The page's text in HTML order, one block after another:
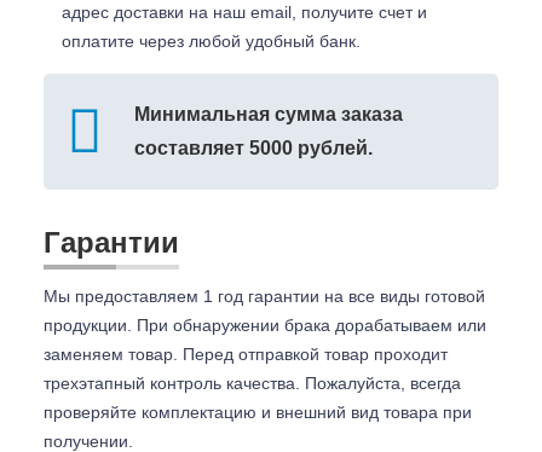
адрес доставки на наш email, получите счет и
оплатите через любой удобный банк.
Минимальная сумма заказа
составляет 5000 рублей.
Гарантии
Мы предоставляем 1 год гарантии на все виды готовой
продукции. При обнаружении брака дорабатываем или
заменяем товар. Перед отправкой товар проходит
трехэтапный контроль качества. Пожалуйста, всегда
проверяйте комплектацию и внешний вид товара при
получении.